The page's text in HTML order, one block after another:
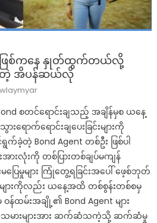
အဖြစ်ကနေ နှုတ်ထွက်တယ်လို့
ာတဲ့ အိပန်ဆယ်လို
စတင်ရောင်းချသည့် အချိန်မှစ ယနေ့
ာက်ရောင်းချပေးခြင်းများကို
တဲ့ Bond Agent တစ်ဦး ဖြစ်ပါ
အားလုံးကို တစ်ပြားတစ်ချပ်မကျန်
ြေမှုများ ကြုံတွေ့ရခြင်းအပေါ် ဖေ့စ်ဘုတ်
ားကိုလည်း ယနေ့အထိ တစ်စွန်းတစ်စမှ
ဝန်ထမ်းအချို့၏ Bond Agent များ
ထီသမားများအား ဆက်ဆံသကဲ့သို့ ဆက်ဆံမှု